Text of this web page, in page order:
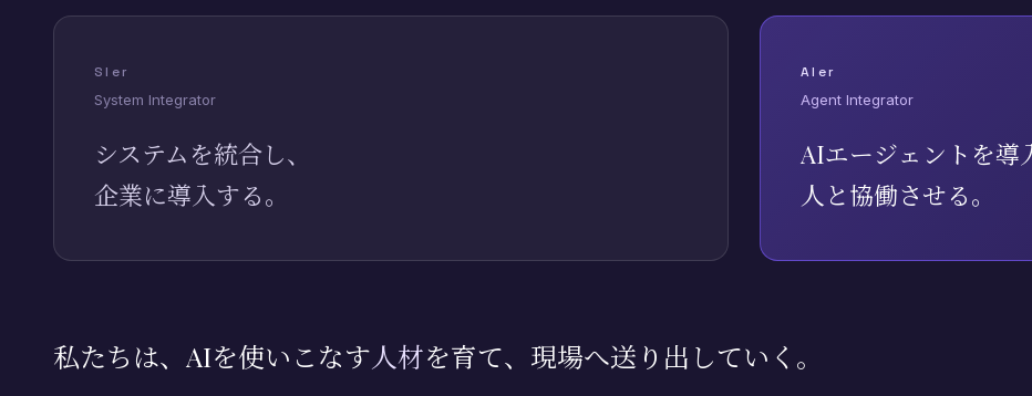
SIer
System Integrator
システムを統合し、
企業に導入する。
AIer
Agent Integrator
AIエージェントを導
人と協働させる。
私たちは、AIを使いこなす人材を育て、現場へ送り出していく。